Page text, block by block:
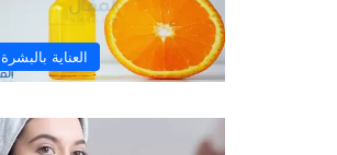
العناية بالبشرة